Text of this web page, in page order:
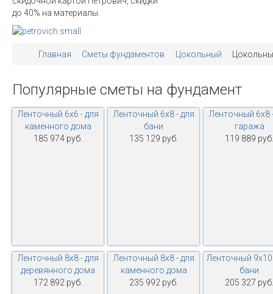
до 40% на материалы.
Главная Сметы фундаментов Цокольный
Популярные сметы на фундамент
Ленточный 6х6 - для
каменного дома
185 974 руб.
Ленточный 6х8 - для
бани
135 129 руб.
Ленточный 6х8
гаража
119 889 руб.
Ленточный 8х8 - для
деревянного дома
172 892 руб.
Ленточный 8х8 - для
каменного дома
235 992 руб.
Ленточный 9х10
бани
205 327 руб.